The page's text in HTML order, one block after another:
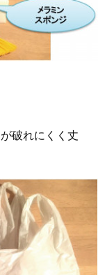
破れにくく丈